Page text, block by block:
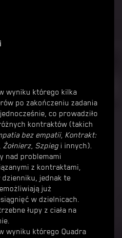
wyniku którego kilka
po zakończeniu zadania
co prowadziło
kontraktów (takich
bez empatii, Kontrakt:
, Żołnierz, Szpieg i innych).
nad problemami
z kontraktami,
jednak te
już
w dzielnicach.
łupy z ciała na
wyniku którego Quadra